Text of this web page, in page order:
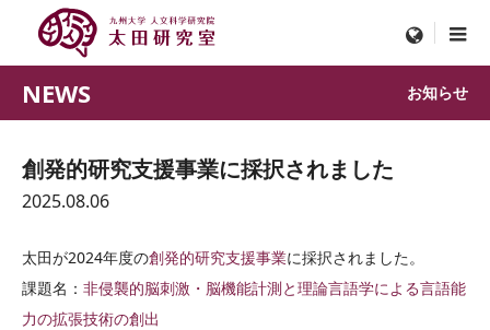
menu
NEWS お知らせ
創発的研究支援事業に採択されました
2025.08.06
太田が2024年度の創発的研究支援事業に採択されました。
課題名： 非侵襲的脳刺激・脳機能計測と理論言語学による言語能
力の拡張技術の創出